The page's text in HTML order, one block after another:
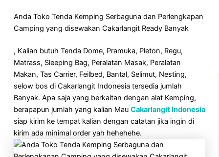
Anda Toko Tenda Kemping Serbaguna dan Perlengkapan
Camping yang disewakan Cakarlangit Ready Banyak
, Kalian butuh Tenda Dome, Pramuka, Pleton, Regu,
Matrass, Sleeping Bag, Peralatan Masak, Peralatan
Makan, Tas Carrier, Feilbed, Bantal, Selimut, Nesting,
selow bos di Cakarlangit Indonesia tersedia jumlah
Banyak. Apa saja yang berkaitan dengan alat Kemping,
berapapun jumlah yang kalian Mau Cakarlangit Indonesia
siap kirim ke tempat kalian dengan catatan jika ingin di
kirim ada minimal order yah hehehehe.